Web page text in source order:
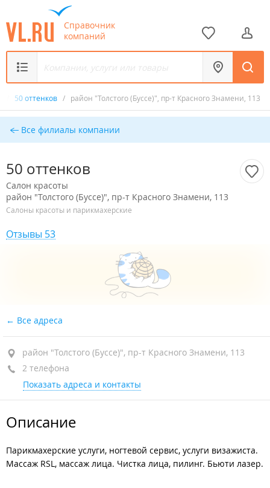
Справочник
компаний
50 оттенков / район "Толстого (Буссе)", пр-т Красного Знамени, 113
Все филиалы компании
50 оттенков
Салон красоты
район "Толстого (Буссе)", пр-т Красного Знамени, 113
Салоны красоты и парикмахерские
Отзывы 53
Все адреса
район "Толстого (Буссе)", пр-т Красного Знамени, 113
2 телефона
Показать адреса и контакты
Описание
Парикмахерские услуги, ногтевой сервис, услуги визажиста.
Массаж RSL, массаж лица. Чистка лица, пилинг. Бьюти лазер.